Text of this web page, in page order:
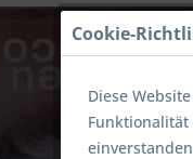
Cookie-
Diese